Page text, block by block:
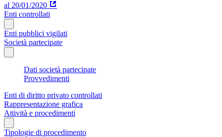
al 20/01/2020
Enti controllati
Enti pubblici vigilati
Società partecipate
Dati società partecipate
Provvedimenti
Enti di diritto privato controllati
Rappresentazione grafica
Attività e procedimenti
Tipologie di procedimento